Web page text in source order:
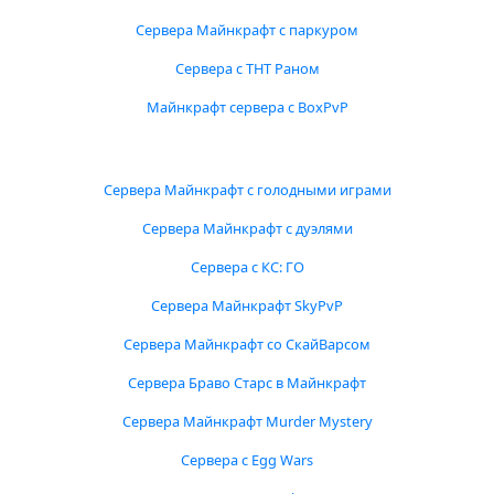
Сервера Майнкрафт с паркуром
Сервера с ТНТ Раном
Майнкрафт сервера с BoxPvP
Сервера Майнкрафт с голодными играми
Сервера Майнкрафт с дуэлями
Сервера с КС: ГО
Сервера Майнкрафт SkyPvP
Сервера Майнкрафт со СкайВарсом
Сервера Браво Старс в Майнкрафт
Сервера Майнкрафт Murder Mystery
Сервера с Egg Wars